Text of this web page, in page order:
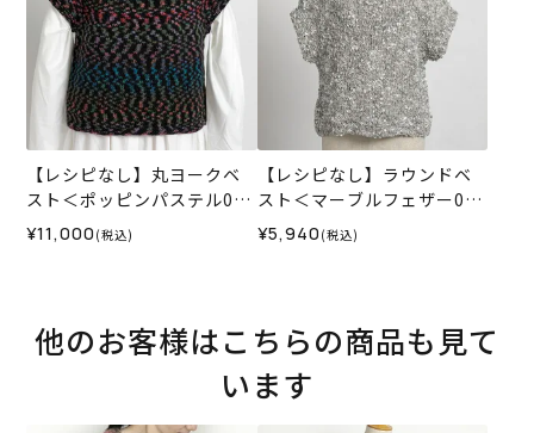
【レシピなし】丸ヨークベ
スト＜ポッピンパステル02
BL＞（編み物 材料セット）
¥11,000 (税込)
【レシピなし】ラウンドベ
スト＜マーブルフェザー02
GR＞（編み物 材料セット）
¥5,940 (税込)
他のお客様はこちらの商品も見て
います